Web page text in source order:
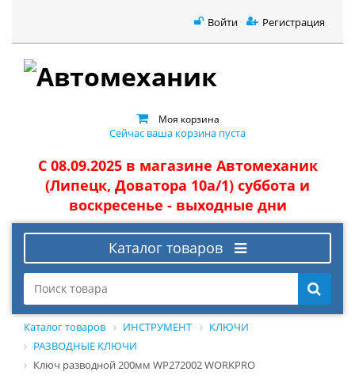
Войти Регистрация
Моя корзина
Сейчас ваша корзина пуста
С 08.09.2025 в магазине Автомеханик
(Липецк, Доватора 10а/1) суббота и
воскресенье - выходные дни
Каталог товаров
Каталог товаров ИНСТРУМЕНТ
КЛЮЧИ
РАЗВОДНЫЕ КЛЮЧИ
Ключ разводной 200мм WP272002 WORKPRO